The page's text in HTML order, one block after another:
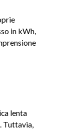
in kWh,
lenta
Tuttavia,